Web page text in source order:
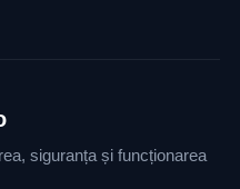
siguranța și funcționarea